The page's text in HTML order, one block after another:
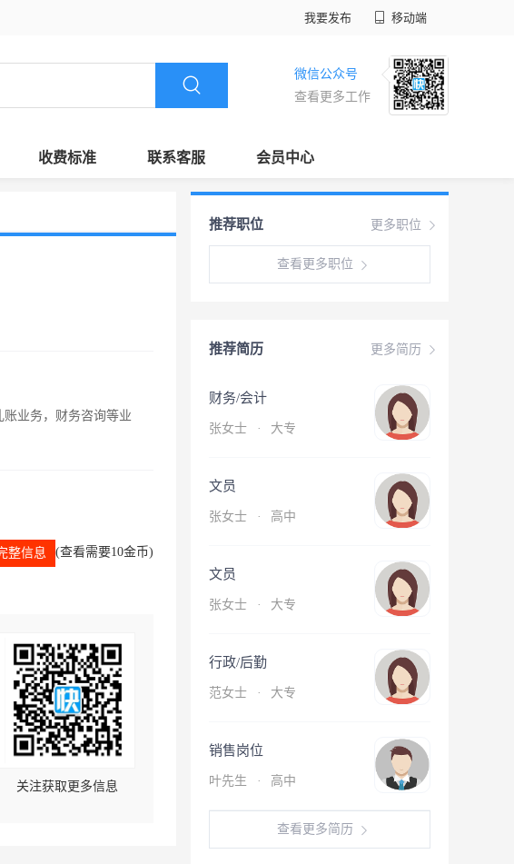
我要发布 移动端
微信公众号
查看更多工作
收费标准 联系客服 会员中心
业务，财务咨询等业
整信息 (查看需要10金币)
关注获取更多信息
更多职位
推荐职位
查看更多职位
更多简历
推荐简历
财务/会计
张女士 · 大专
文员
张女士 · 高中
文员
张女士 · 大专
行政/后勤
范女士 · 大专
销售岗位
叶先生 · 高中
查看更多简历